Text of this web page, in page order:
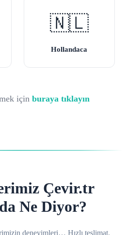
🇳🇱
Hollandaca
için buraya tıklayın
Çevir.tr
Ne Diyor?
deneyimleri… Hızlı teslimat,